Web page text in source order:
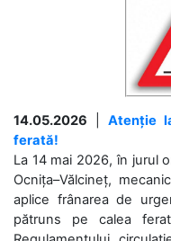
14.05.2026
Atenție
ferată!
La 14 mai 2026, în jurul
Ocnița–Vălcineț,
aplice frânarea de
pătruns pe calea